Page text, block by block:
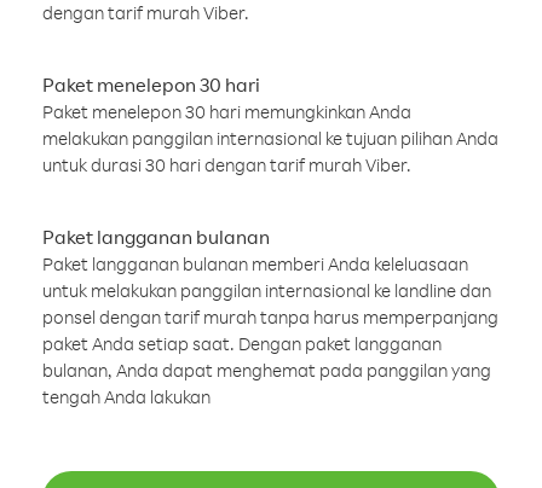
dengan tarif murah Viber.
Paket menelepon 30 hari
Paket menelepon 30 hari memungkinkan Anda
melakukan panggilan internasional ke tujuan pilihan Anda
untuk durasi 30 hari dengan tarif murah Viber.
Paket langganan bulanan
Paket langganan bulanan memberi Anda keleluasaan
untuk melakukan panggilan internasional ke landline dan
ponsel dengan tarif murah tanpa harus memperpanjang
paket Anda setiap saat. Dengan paket langganan
bulanan, Anda dapat menghemat pada panggilan yang
tengah Anda lakukan